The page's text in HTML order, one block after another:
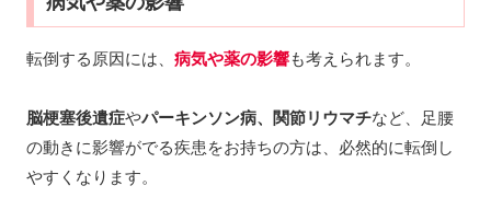
転倒する原因には、 病気や薬の影響も考えられます。
脳梗塞後遺症やパーキンソン病、関節リウマチなど、足腰
の動きに影響がでる疾患をお持ちの方は、必然的に転倒し
やすくなります。